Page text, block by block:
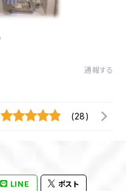
通報する
(28)
LINE ポスト